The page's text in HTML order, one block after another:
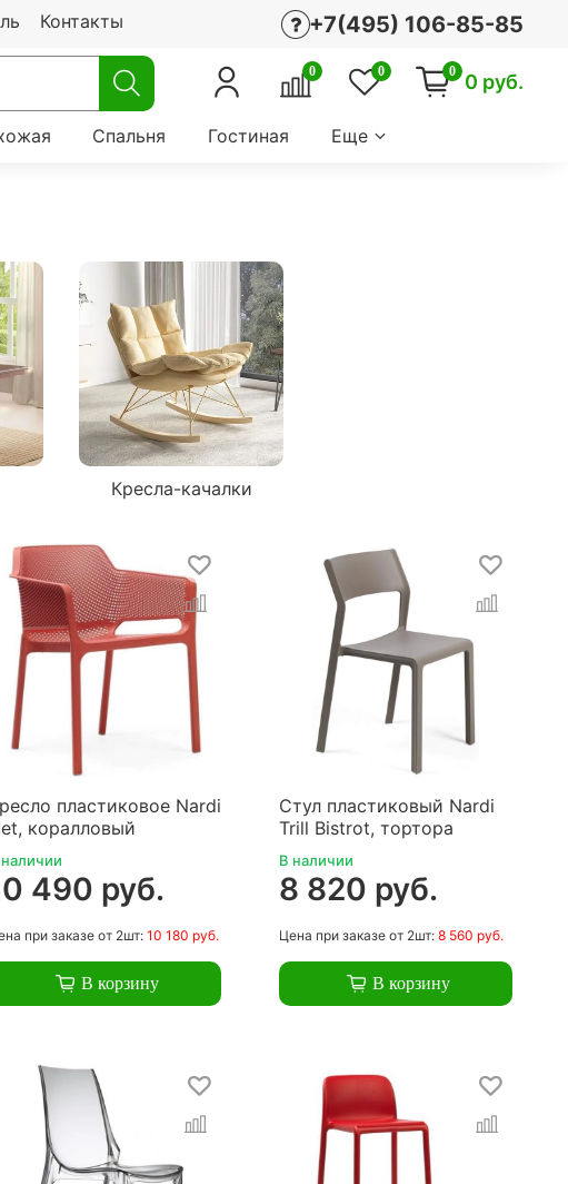
Контакты +7(495) 106-85-85
0 0 0 0 руб.
Спальня Гостиная Еще
Кресла-качалки
пластиковое Nardi
коралловый
490 руб.
при заказеот 2шт: 10 180 руб.
В корзину
Стул пластиковый Nardi
Trill Bistrot, тортора
В наличии
8 820 руб.
Цена при заказеот 2шт: 8 560 руб.
В корзину